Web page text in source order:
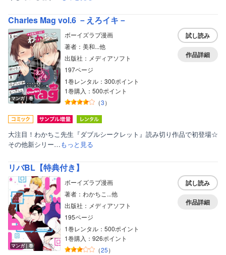
Charles Mag vol.6 －えろイキ－
マンガ｜巻
ボーイズラブ漫画
著者：美和...他
出版社：メディアソフト
197ページ
1巻レンタル：300ポイント
1巻購入：500ポイント
（3）
試し読み
作品詳細
大注目！わかちこ先生『ダブルシークレット』読み切り作品で初登場☆
その他新シリー…もっと見る
リバBL【特典付き】
マンガ｜巻
ボーイズラブ漫画
著者：わかちこ...他
出版社：メディアソフト
195ページ
1巻レンタル：500ポイント
1巻購入：926ポイント
（25）
試し読み
作品詳細